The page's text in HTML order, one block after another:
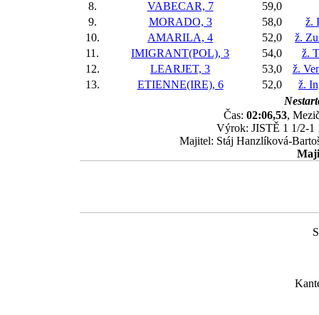
8.
VABECAR, 7
59,0
9.
MORADO, 3 58,0
ž.
10.
AMARILA, 4 52,0
ž.
11.
IMIGRANT(POL), 3 54,0
ž.
12.
LEARJET, 3 53,0
ž.
13.
ETIENNE(IRE), 6 52,0
ž.
Čas: 02:06,53,
Výrok: JISTĚ 1 1/2-1
Majitel: Stáj Hanzlíková-